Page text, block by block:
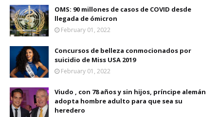
OMS: 90 millones de casos de COVID desde
llegada de ómicron
February 01, 2022
Concursos de belleza conmocionados por
suicidio de Miss USA 2019
February 01, 2022
Viudo , con 78 años y sin hijos, príncipe alemán
adopta hombre adulto para que sea su
heredero